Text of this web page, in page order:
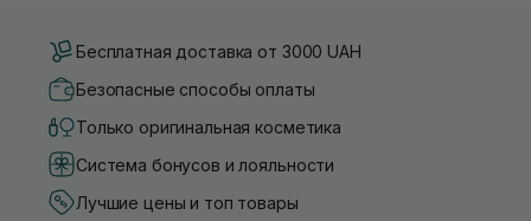
Бесплатная доставка от 3000 UAH
Безопасные способы оплаты
Только оригинальная косметика
Система бонусов и лояльности
Лучшие цены и топ товары